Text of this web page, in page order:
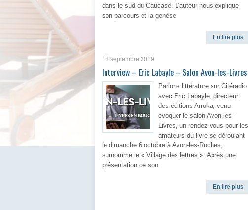
dans le sud du Caucase. L’auteur nous explique
son parcours et la genèse
En lire plus
18 septembre 2019
Interview – Eric Labayle – Salon Avon-les-Livres
Parlons littérature sur Citéradio
avec Eric Labayle, directeur
des éditions Arroka, venu
évoquer le salon Avon-les-
Livres, un rendez-vous pour les
amateurs du livre se déroulant
le dimanche 6 octobre à Avon-les-Roches,
surnommé le « Village des lettres ». Après une
présentation de son
En lire plus